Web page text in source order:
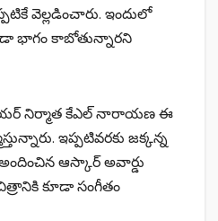
వెల్ల‌డించారు. ఇందులో
భాగం కాబోతున్నార‌ని
నిర్మాత కేఎల్ నారాయ‌ణ ఈ
ఇప్ప‌టివ‌ర‌కు జ‌క్క‌న్న
ఆస్కార్ అవార్డు
కూడా సంగీతం